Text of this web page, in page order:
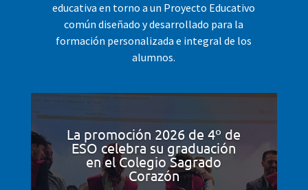
educativa en torno a un Proyecto Educativo
común diseñado y desarrollado para la
formación personalizada e integral de los
alumnos.
La promoción 2026 de 4º de
ESO celebra su graduación
en el Colegio Sagrado
Corazón